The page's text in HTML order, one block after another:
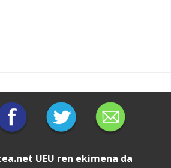
UEU ren ekimena da